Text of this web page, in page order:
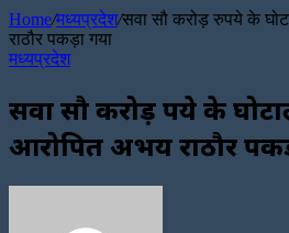
Home/मध्यप्रदेश/सवा सौ करोड़ रुपये के
राठौर पकड़ा गया
मध्यप्रदेश
सवा सौ करोड़ रुपये के
आरोपित अभय राठौर